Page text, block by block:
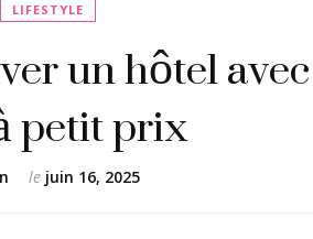
LIFESTYLE
un hôtel
petit prix
le juin 16, 2025